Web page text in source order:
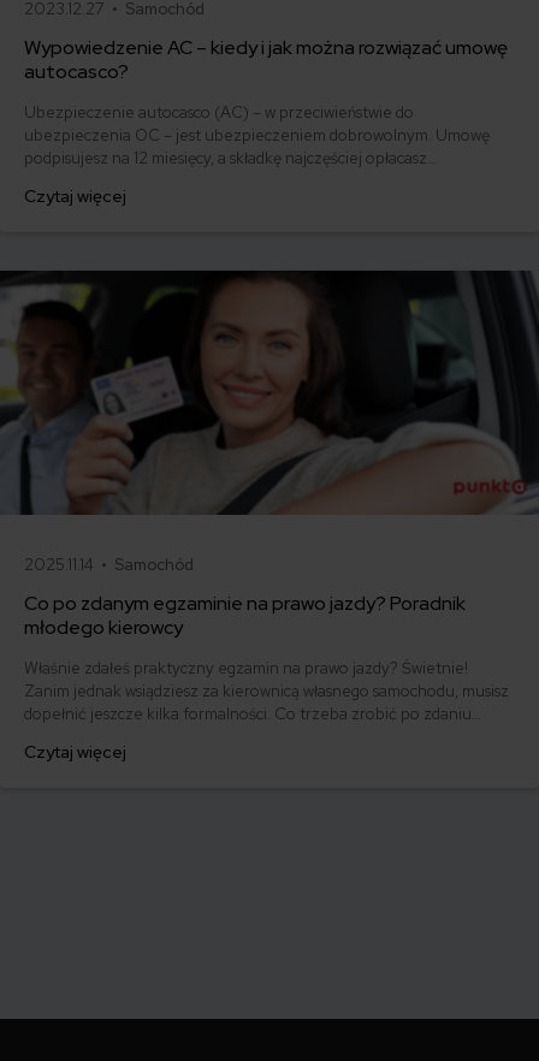
2023.12.27 • Samochód
Wypowiedzenie AC – kiedy i jak można rozwiązać umowę
autocasco?
Ubezpieczenie autocasco (AC) – w przeciwieństwie do
ubezpieczenia OC – jest ubezpieczeniem dobrowolnym. Umowę
podpisujesz na 12 miesięcy, a składkę najczęściej opłacasz
ofertę lub zdecydowałeś się sprzedać samochód w trakcie trwania
Czytaj więcej
2025.11.14 • Samochód
Co po zdanym egzaminie na prawo jazdy? Poradnik
młodego kierowcy
Właśnie zdałeś praktyczny egzamin na prawo jazdy? Świetnie!
Zanim jednak wsiądziesz za kierownicą własnego samochodu, musisz
dopełnić jeszcze kilka formalności. Co trzeba zrobić po zdaniu
którym szybko załatwisz sprawy urzędowe i będziesz mógł prowadzić
Czytaj więcej